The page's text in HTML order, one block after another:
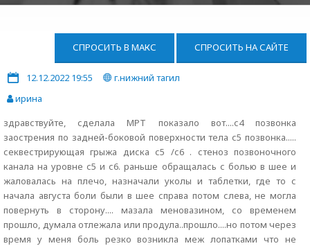
СПРОСИТЬ В МАКС СПРОСИТЬ НА САЙТЕ
12.12.2022 19:55
г.нижний тагил
ирина
здравствуйте, сделала МРТ показало вот....с4 позвонка
заострения по задней-боковой поверхности тела с5 позвонка.....
секвестрирующая грыжа диска с5 /с6 . стеноз позвоночного
канала на уровне с5 и с6. раньше обращалась с болью в шее и
жаловалась на плечо, назначали уколы и таблетки, где то с
начала августа боли были в шее справа потом слева, не могла
повернуть в сторону.... мазала меновазином, со временем
прошло, думала отлежала или продула..прошло....но потом через
время у меня боль резко возникла меж лопатками что не